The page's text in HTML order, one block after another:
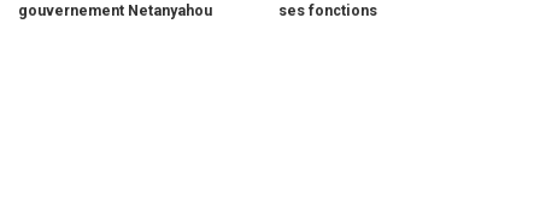
gouvernement Netanyahou
ses fonctions